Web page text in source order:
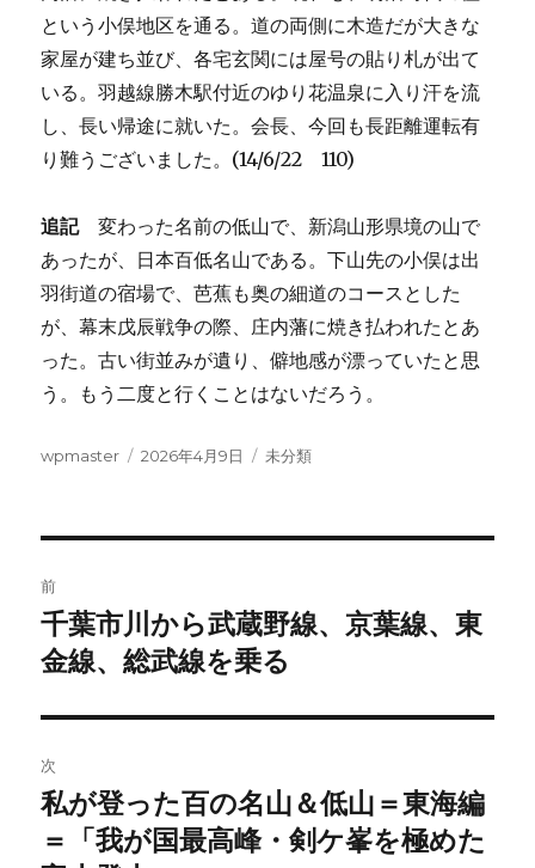
という小俣地区を通る。道の両側に木造だが大きな
家屋が建ち並び、各宅玄関には屋号の貼り札が出て
いる。羽越線勝木駅付近のゆり花温泉に入り汗を流
し、長い帰途に就いた。会長、今回も長距離運転有
り難うございました。(14/6/22 110)
追記変わった名前の低山で、新潟山形県境の山で
あったが、日本百低名山である。下山先の小俣は出
羽街道の宿場で、芭蕉も奥の細道のコースとした
が、幕末戊辰戦争の際、庄内藩に焼き払われたとあ
った。古い街並みが遺り、僻地感が漂っていたと思
う。もう二度と行くことはないだろう。
投
wpmaster
投
2026年4月9日
カ
未分類
稿
ナ
ビ
ゲ
ー
前
前
の
稿:
千葉市川から武蔵野線、京葉線、東
金線、総武線を乗る
次
次
の
私が登った百の名山＆低山＝東海編
＝「我が国最高峰・剣ケ峯を極めた